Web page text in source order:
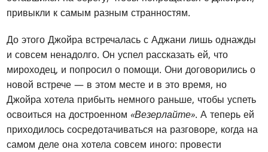
привыкли к самым разным странностям.
До этого Джойра встречалась с Аджани лишь однажды
и совсем ненадолго. Он успел рассказать ей, что
мироходец, и попросил о помощи. Они договорились о
новой встрече — в этом месте и в это время, но
Джойра хотела прибыть немного раньше, чтобы успеть
освоиться на достроенном«Везерлайте». А теперь ей
приходилось сосредотачиваться на разговоре, когда на
самом деле она хотела совсем иного: провести